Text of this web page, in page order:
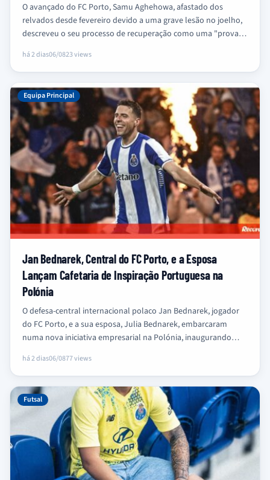
O avançado do FC Porto, Samu Aghehowa, afastado dos
relvados desde fevereiro devido a uma grave lesão no joelho,
descreveu o seu processo de recuperação como uma "prova…
há 2 dias06/0823 views
Equipa Principal
Jan Bednarek, Central do FC Porto, e a Esposa
Lançam Cafetaria de Inspiração Portuguesa na
Polónia
O defesa-central internacional polaco Jan Bednarek, jogador
do FC Porto, e a sua esposa, Julia Bednarek, embarcaram
numa nova iniciativa empresarial na Polónia, inaugurando
há 2 dias06/0877 views
Futsal